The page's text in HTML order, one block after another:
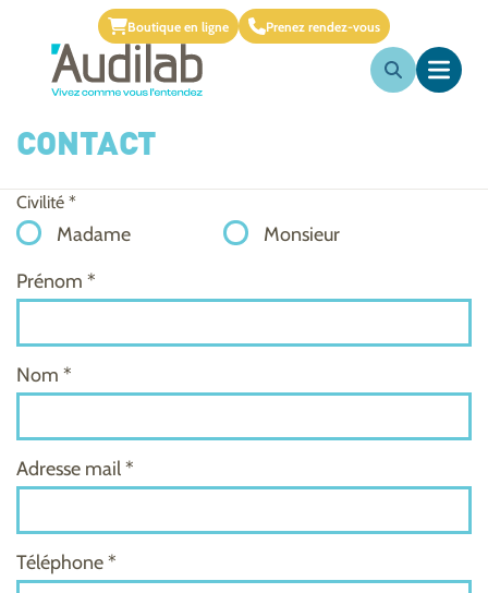
Boutique en ligne Prenez rendez-vous
CONTACT
Civilité *
Madame
Monsieur
Prénom *
Nom *
Adresse mail *
Téléphone *